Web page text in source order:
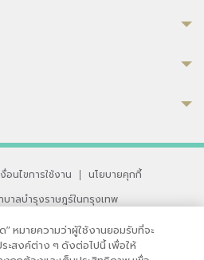
งื่อนไขการใช้งาน |
นโยบายคุกกี้
าลบำรุงราษฎร์ในกรุงเทพ
นา กรุงเทพ 10110 ประเทศไทย
ปัญหาในการใช้เว็บไซต์ของเรา
หมายความว่าผู้ใช้งานยอมรับที่จะ
ะสงค์ต่าง ๆ ดังต่อไปนี้ เพื่อให้